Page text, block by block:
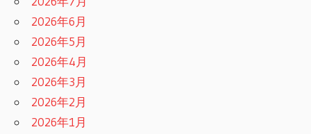
2026年6月
2026年5月
2026年4月
2026年3月
2026年2月
2026年1月